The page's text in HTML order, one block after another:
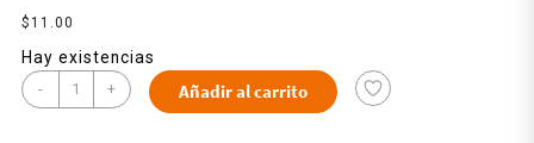
$ 11.00
Hay existencias
- + Añadir al carrito